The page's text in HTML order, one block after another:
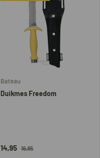
Bateau
Duikmes Freedom
14,95 16,85